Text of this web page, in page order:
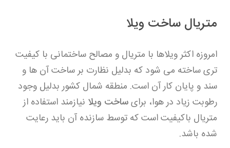
متریال ساخت ویلا
امروزه اکثر ویلاها با متریال و مصالح ساختمانی با کیفیت
تری ساخته می شود که بدلیل نظارت بر ساخت آن ها و
سند و پایان کار آن است. منطقه شمال کشور بدلیل وجود
رطوبت زیاد در هوا، برایساخت ویلا نیازمند استفاده از
متریال باکیفیت است که توسط سازنده آن باید رعایت
شده باشد.